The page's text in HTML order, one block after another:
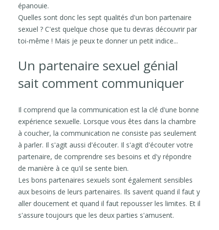
épanouie.
Quelles sont donc les sept qualités d'un bon partenaire
sexuel ? C'est quelque chose que tu devras découvrir par
toi-même ! Mais je peux te donner un petit indice...
Un partenaire sexuel génial
sait comment communiquer
Il comprend que la communication est la clé d'une bonne
expérience sexuelle. Lorsque vous êtes dans la chambre
à coucher, la communication ne consiste pas seulement
à parler. Il s'agit aussi d'écouter. Il s'agit d'écouter votre
partenaire, de comprendre ses besoins et d'y répondre
de manière à ce qu'il se sente bien.
Les bons partenaires sexuels sont également sensibles
aux besoins de leurs partenaires. Ils savent quand il faut y
aller doucement et quand il faut repousser les limites. Et il
s'assure toujours que les deux parties s'amusent.